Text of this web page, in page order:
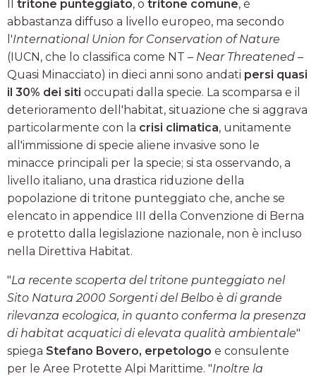
Il tritone punteggiato, o tritone comune, è
abbastanza diffuso a livello europeo, ma secondo
l'International Union for Conservation of Nature
(IUCN, che lo classifica come NT – Near Threatened –
Quasi Minacciato) in dieci anni sono andati persi quasi
il 30% dei siti occupati dalla specie. La scomparsa e il
deterioramento dell'habitat, situazione che si aggrava
particolarmente con la crisi climatica, unitamente
all'immissione di specie aliene invasive sono le
minacce principali per la specie; si sta osservando, a
livello italiano, una drastica riduzione della
popolazione di tritone punteggiato che, anche se
elencato in appendice III della Convenzione di Berna
e protetto dalla legislazione nazionale, non è incluso
nella Direttiva Habitat.
"La recente scoperta del tritone punteggiato nel
Sito Natura 2000 Sorgenti del Belbo è di grande
rilevanza ecologica, in quanto conferma la presenza
di habitat acquatici di elevata qualità ambientale"
spiega Stefano Bovero, erpetologo e consulente
per le Aree Protette Alpi Marittime. "Inoltre la